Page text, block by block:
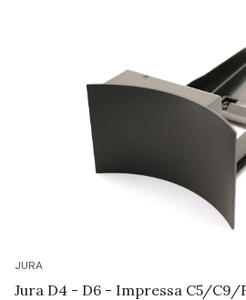
JURA
Jura D4 - D6 - Impressa C5/